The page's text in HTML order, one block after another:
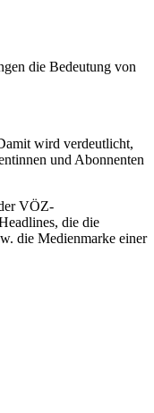
die Bedeutung von
wird verdeutlicht,
und Abonnenten
VÖZ-
die die
die Medienmarke einer